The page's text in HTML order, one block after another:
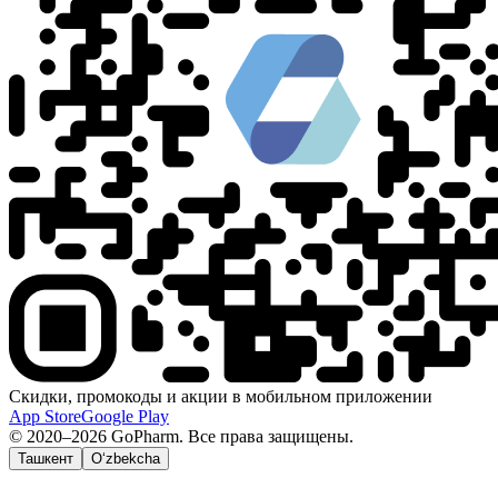
Скидки, промокоды и акции в мобильном приложении
App StoreGoogle Play
© 2020–2026 GoPharm. Все права защищены.
Ташкент O‘zbekcha